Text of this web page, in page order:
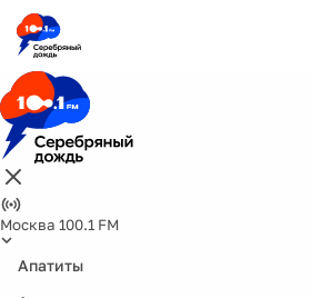
Москва 100.1 FM
Апатиты